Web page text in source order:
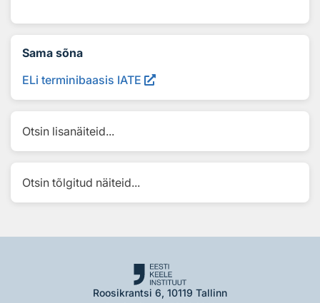
Sama sõna
ELi terminibaasis IATE
Otsin lisanäiteid...
Otsin tõlgitud näiteid...
Roosikrantsi 6, 10119 Tallinn